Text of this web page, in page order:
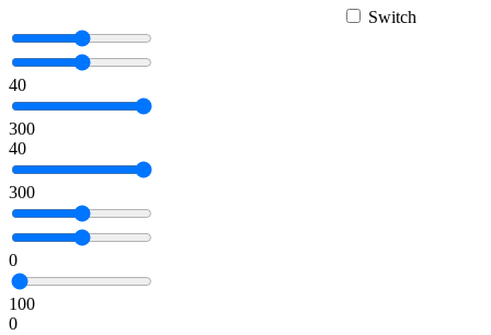
Switch
40
300
40
300
0
100
0